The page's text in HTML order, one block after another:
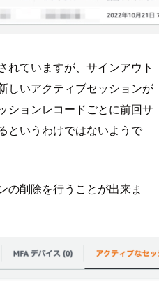
れていますが、サインアウト
しいアクティブセッションが
ションレコードごとに前回サ
というわけではないようで
の削除を行うことが出来ま